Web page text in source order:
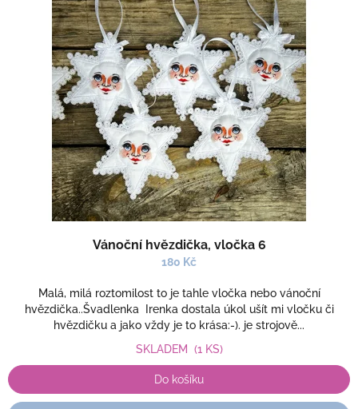
Vánoční hvězdička, vločka 6
180 Kč
Malá, milá roztomilost to je tahle vločka nebo vánoční
hvězdička..Švadlenka Irenka dostala úkol ušít mi vločku či
hvězdičku a jako vždy je to krása:-). je strojově...
SKLADEM (1 KS)
Do košíku